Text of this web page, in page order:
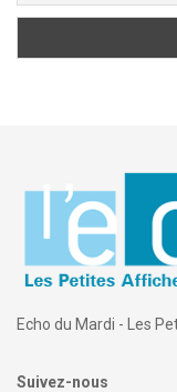
Echo du Mardi - Les
Suivez-nous